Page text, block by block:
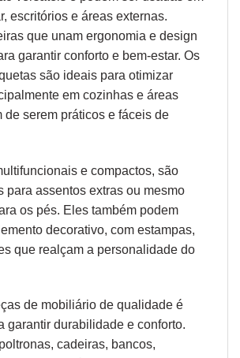
escritórios e áreas externas.
que unam ergonomia e design
garantir conforto e bem-estar. Os
são ideais para otimizar
em cozinhas e áreas
de serem práticos e fáceis de
e compactos, são
para assentos extras ou mesmo
os pés. Eles também podem
decorativo, com estampas,
que realçam a personalidade do
de mobiliário de qualidade é
garantir durabilidade e conforto.
cadeiras, bancos,